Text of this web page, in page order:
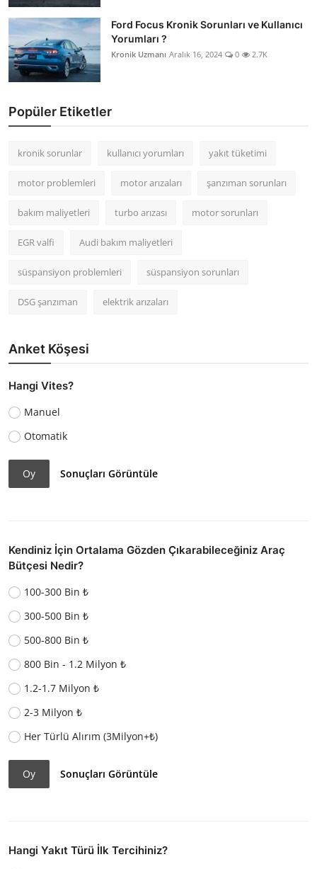
Ford Focus Kronik Sorunları ve Kullanıcı
Yorumları ?
Kronik Uzmanı Aralık 16, 2024 0 2.7K
Popüler Etiketler
kronik sorunlar kullanıcı yorumları yakıt tüketimi
motor problemleri motor arızaları şanzıman sorunları
bakım maliyetleri turbo arızası motor sorunları
EGR valfi Audi bakım maliyetleri
süspansiyon problemleri süspansiyon sorunları
DSG şanzıman elektrik arızaları
Anket Köşesi
Hangi Vites?
Manuel
Otomatik
Oy Sonuçları Görüntüle
Kendiniz İçin Ortalama Gözden Çıkarabileceğiniz Araç
Bütçesi Nedir?
100-300 Bin ₺
300-500 Bin ₺
500-800 Bin ₺
800 Bin - 1.2 Milyon ₺
1.2-1.7 Milyon ₺
2-3 Milyon ₺
Her Türlü Alırım (3Milyon+₺)
Oy Sonuçları Görüntüle
Hangi Yakıt Türü İlk Tercihiniz?